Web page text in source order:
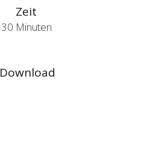
Zeit
30 Minuten
cabinet-
Download